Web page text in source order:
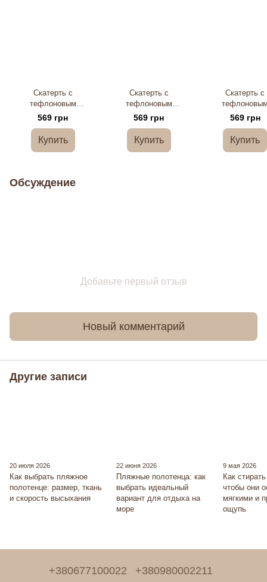
Скатерть с
тефлоновым
покрытием "Zig zag",
120х150 см
569 грн
Купить
Скатерть с
тефлоновым
покрытием
"Скандинавия",
120х150 см
569 грн
Купить
Скатерть с
покрытием
White",
569 грн
Купить
Обсуждение
Добавьте первый отзыв
Новый комментарий
Другие записи
20 июля 2026
Как выбрать пляжное
полотенце: размер, ткань
и скорость высыхания
22 июня 2026
Пляжные полотенца: как
выбрать идеальный
вариант для отдыха на
море
9 мая 2026
Как
чтобы они
мягкими и
ощупь
+380677100022 +380980002211